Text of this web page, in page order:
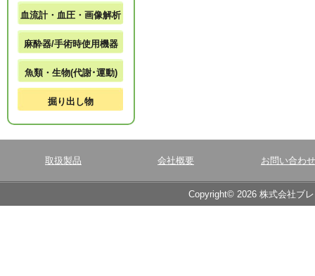
血流計・血圧・画像解析
麻酔器/手術時使用機器
魚類・生物(代謝･運動)
掘り出し物
取扱製品 会社概要 お問い合わせ
Copyright© 2026 株式会社ブ